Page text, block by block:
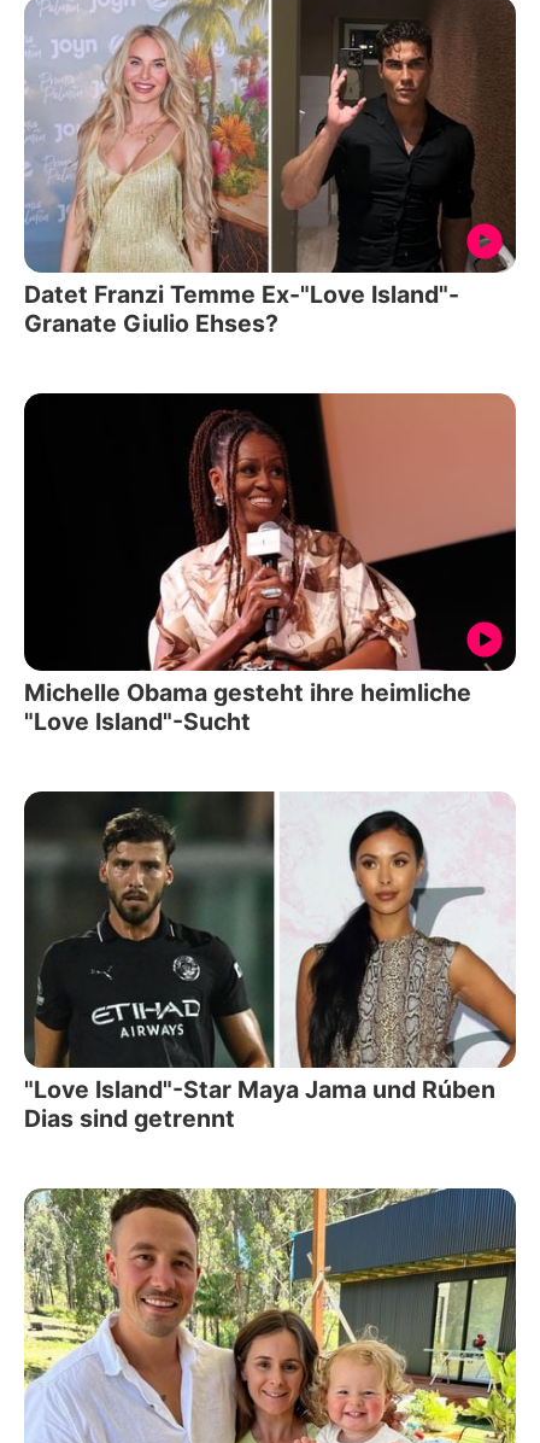
Datet Franzi Temme Ex-"Love Island"-
Granate Giulio Ehses?
Michelle Obama gesteht ihre heimliche
"Love Island"-Sucht
"Love Island"-Star Maya Jama und Rúben
Dias sind getrennt